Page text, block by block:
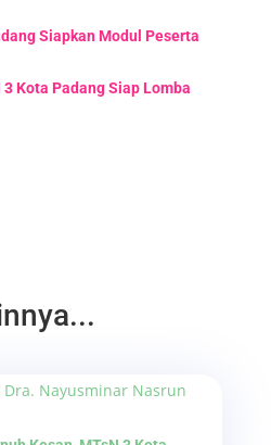
Siapkan Modul Peserta
Kota Padang Siap Lomba